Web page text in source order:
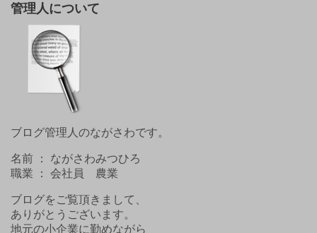
管理人について
ブログ管理人のながさわです。
名前 ： ながさわみつひろ
職業 ： 会社員 農業
ブログをご覧頂きまして、
ありがとうございます。
地元の小企業に勤めながら